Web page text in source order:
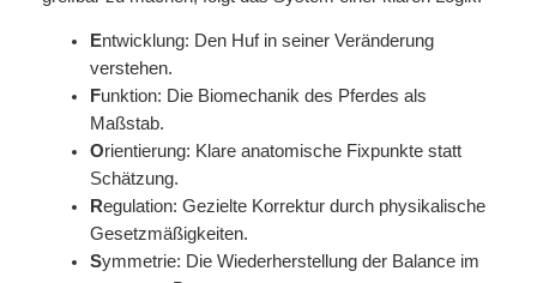
Entwicklung: Den Huf in seiner Veränderung
verstehen.
Funktion: Die Biomechanik des Pferdes als
Maßstab.
Orientierung: Klare anatomische Fixpunkte statt
Schätzung.
Regulation: Gezielte Korrektur durch physikalische
Gesetzmäßigkeiten.
Symmetrie: Die Wiederherstellung der Balance im